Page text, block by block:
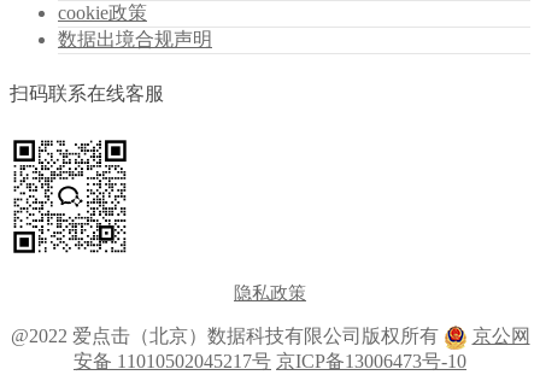
cookie政策
数据出境合规声明
扫码联系在线客服
隐私政策
@2022 爱点击（北京）数据科技有限公司版权所有
京公网
安备 11010502045217号 京ICP备13006473号-10